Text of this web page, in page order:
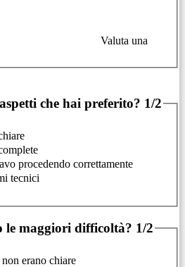
Valuta una
che hai preferito? 1/2
procedendo correttamente
tecnici
le maggiori difficoltà? 1/2
erano chiare